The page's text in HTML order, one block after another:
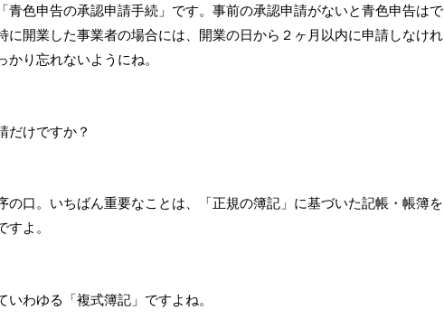
青色申告の承認申請手続」です。事前の承認申請がないと青色申告はで
に開業した事業者の場合には、開業の日から２ヶ月以内に申請しなけれ
かり忘れないようにね。
だけですか？
の口。いちばん重要なことは、「正規の簿記」に基づいた記帳・帳簿を
すよ。
いわゆる「複式簿記」ですよね。